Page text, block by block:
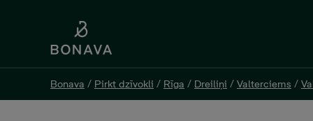
Bonava / Pirkt dzīvokli / Rīga / Dreiliņi / Valterciems /
Bonava / Pirkt dzīvokli / Rīga / Dreiliņi / Valterciems /